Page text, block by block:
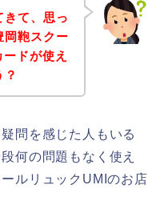
きて、思っ
岡鞄スクー
ドが使え
問を感じた人もいる
何の問題もなく使え
ルリュックUMIのお店